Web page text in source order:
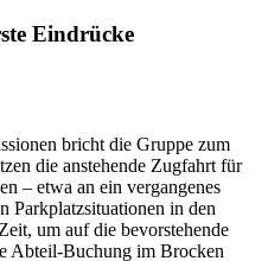
Eindrücke
bricht die Gruppe zum
die anstehende Zugfahrt für
– etwa an ein vergangenes
Parkplatzsituationen in den
um auf die bevorstehende
Abteil-Buchung im Brocken